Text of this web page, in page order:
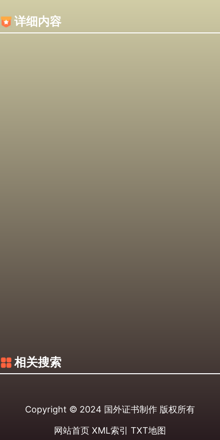
详细内容
相关搜索
Copyright © 2024 国外证书制作 版权所有
网站首页 XML索引 TXT地图